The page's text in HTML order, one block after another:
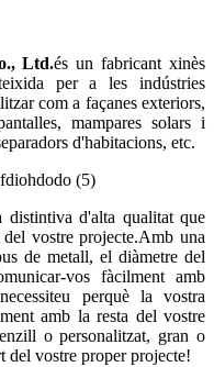
Ltd.és un fabricant xinès
per a les indústries
com a façanes exteriors,
mampares solars i
d'habitacions, etc.
distintiva d'alta qualitat que
del vostre projecte.Amb una
de metall, el diàmetre del
vos fàcilment amb
perquè la vostra
amb la resta del vostre
o personalitzat, gran o
del vostre proper projecte!